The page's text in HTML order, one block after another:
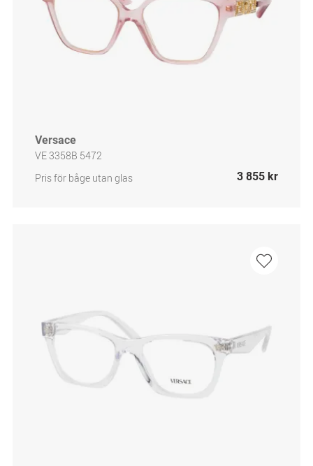
Versace
VE 3358B 5472
Pris för båge utan glas
3 855 kr